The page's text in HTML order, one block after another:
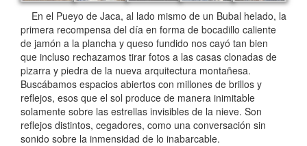
En el Pueyo de Jaca, al lado mismo de un Bubal helado, la
primera recompensa del día en forma de bocadillo caliente
de jamón a la plancha y queso fundido nos cayó tan bien
que incluso rechazamos tirar fotos a las casas clonadas de
pizarra y piedra de la nueva arquitectura montañesa.
Buscábamos espacios abiertos con millones de brillos y
reflejos, esos que el sol produce de manera inimitable
solamente sobre las estrellas invisibles de la nieve. Son
reflejos distintos, cegadores, como una conversación sin
sonido sobre la inmensidad de lo inabarcable.